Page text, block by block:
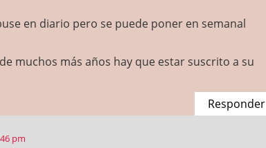
en diario pero se puede poner en semanal
muchos más años hay que estar suscrito a su
Responder
pm